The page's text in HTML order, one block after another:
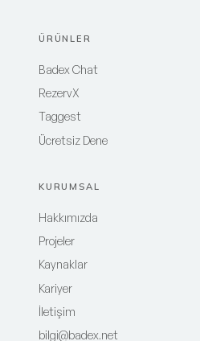
ÜRÜNLER
Badex Chat
RezervX
Taggest
Ücretsiz Dene
KURUMSAL
Hakkımızda
Projeler
Kaynaklar
Kariyer
İletişim
bilgi@badex.net